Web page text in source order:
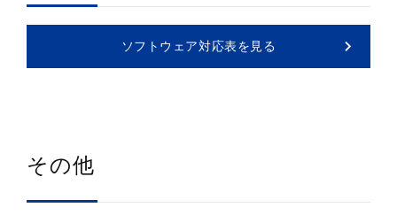
ソフトウェア対応表を見る
その他